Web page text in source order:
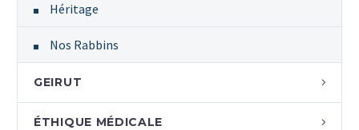
Héritage
Nos Rabbins
GEIRUT
ÉTHIQUE MÉDICALE